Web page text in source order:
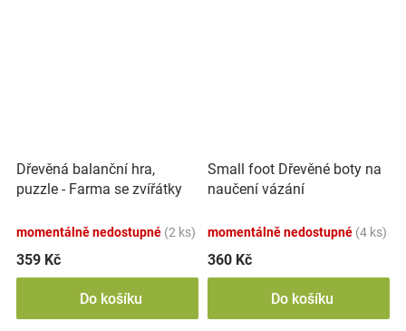
Dřevěná balanční hra,
puzzle - Farma se zvířátky
momentálně nedostupné (2 ks)
359 Kč
Do košíku
Small foot Dřevěné boty na
naučení vázání
momentálně nedostupné (4 ks)
360 Kč
Do košíku